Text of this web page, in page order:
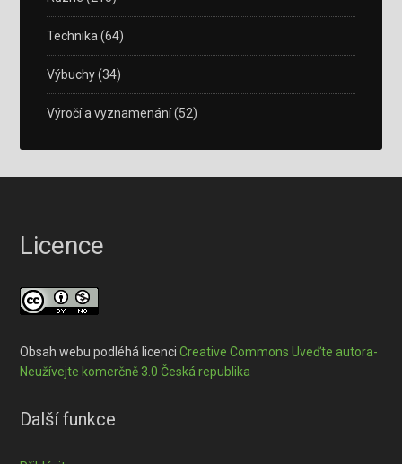
Technika (64)
Výbuchy(34)
Výročí a vyznamenání(52)
Licence
Obsah webu podléhá licenciCreative Commons Uveďte autora-
Neužívejte komerčně 3.0 Česká republika
Další funkce